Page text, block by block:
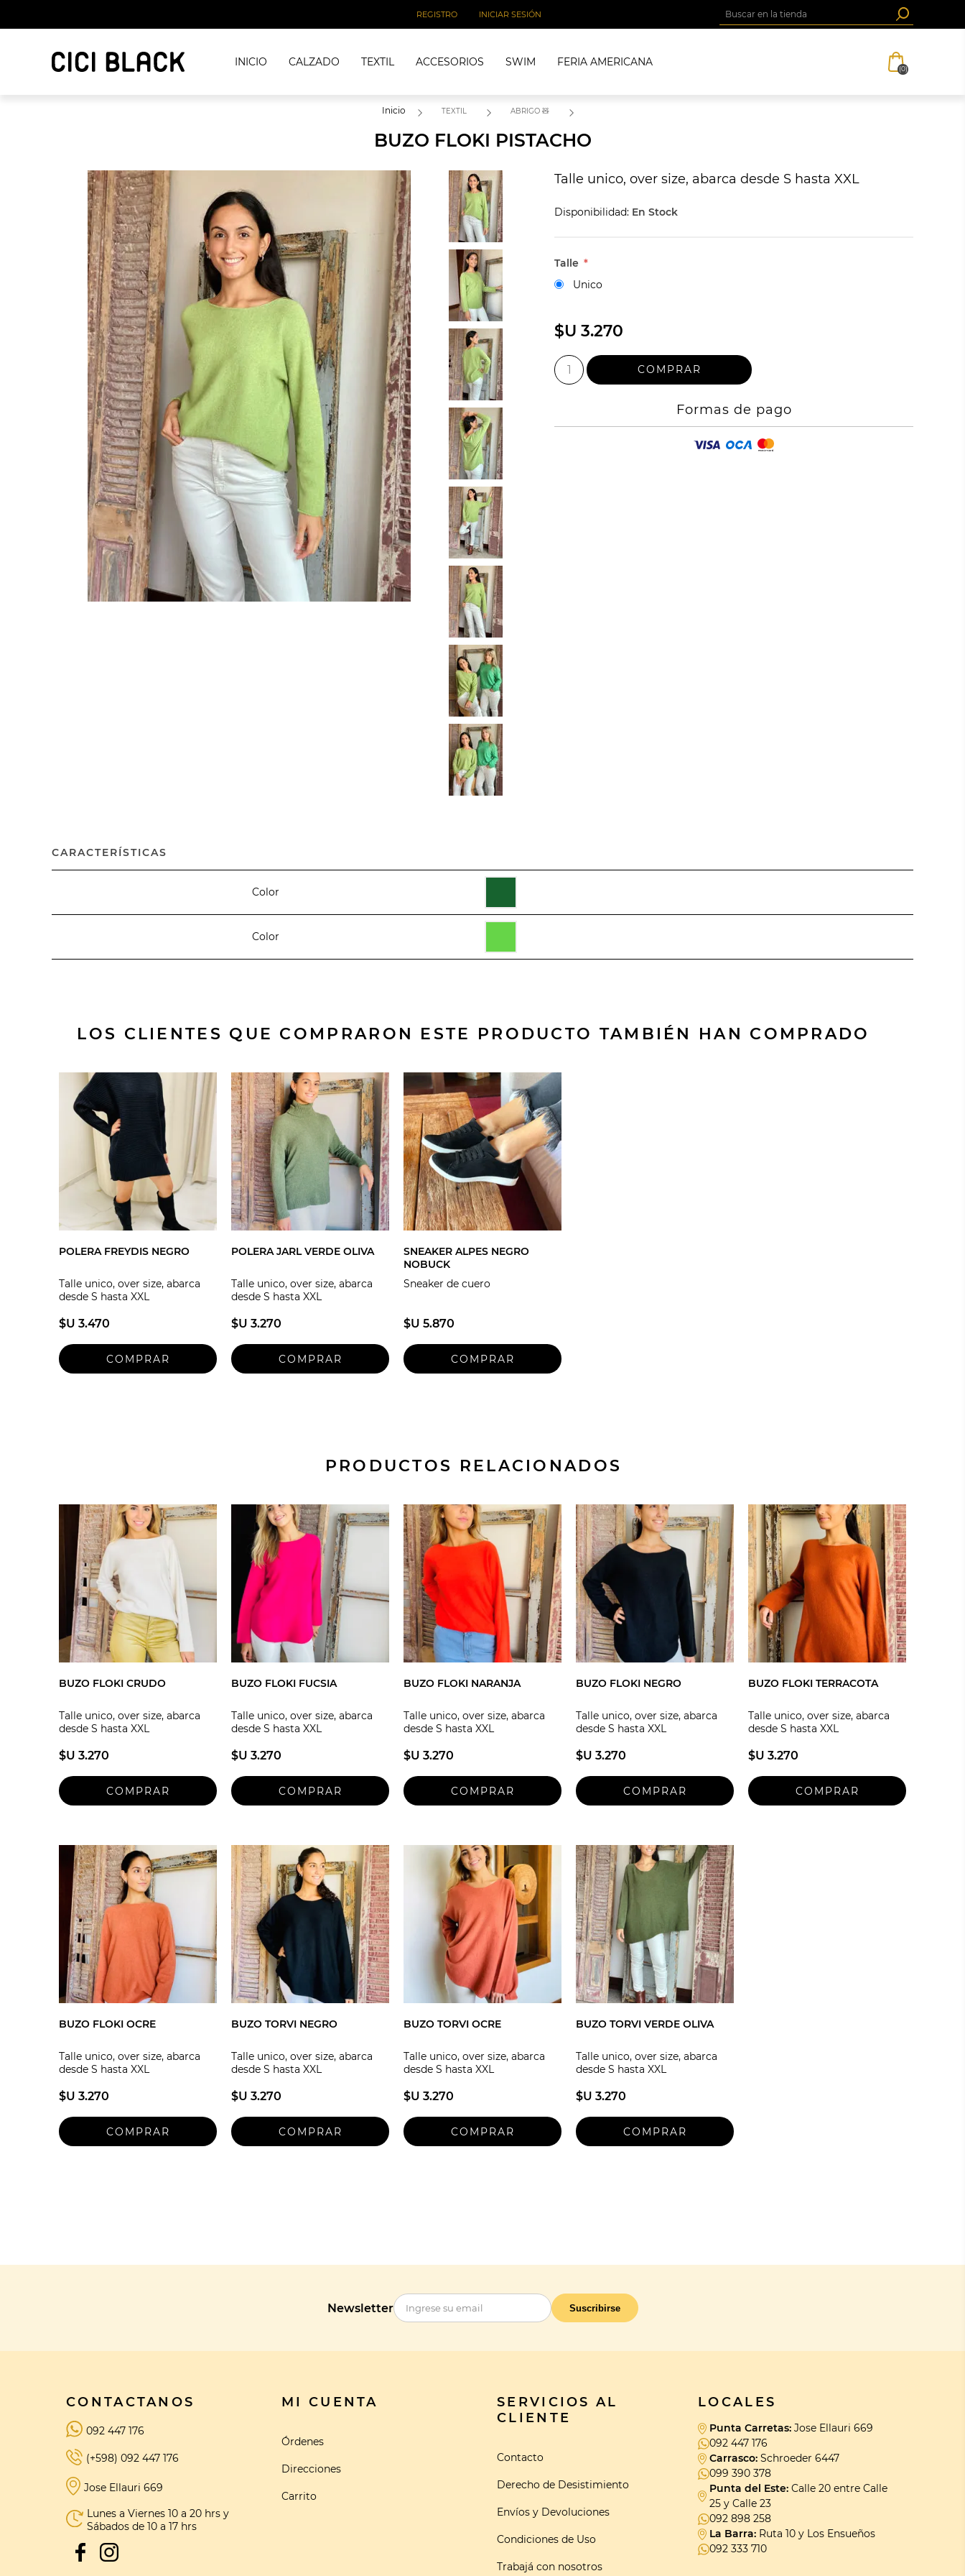
REGISTRO INICIAR SESIÓN
INICIO CALZADO TEXTIL ACCESORIOS SWIM FERIA AMERICANA
(0)
Inicio TEXTIL ABRIGO 🧸
BUZO FLOKI PISTACHO
Talle unico, over size, abarca desde S hasta XXL
Disponibilidad: En Stock
Talle *
Unico
$U 3.270
Formas de pago
CARACTERÍSTICAS
Color
Color
LOS CLIENTES QUE COMPRARON ESTE PRODUCTO TAMBIÉN HAN COMPRADO
POLERA FREYDIS NEGRO
Talle unico, over size, abarca
desde S hasta XXL
$U 3.470
POLERA JARL VERDE OLIVA
Talle unico, over size, abarca
desde S hasta XXL
$U 3.270
SNEAKER ALPES NEGRO
NOBUCK
Sneaker de cuero
$U 5.870
PRODUCTOS RELACIONADOS
BUZO FLOKI CRUDO
Talle unico, over size, abarca
desde S hasta XXL
$U 3.270
BUZO FLOKI FUCSIA
Talle unico, over size, abarca
desde S hasta XXL
$U 3.270
BUZO FLOKI NARANJA
Talle unico, over size, abarca
desde S hasta XXL
$U 3.270
BUZO FLOKI NEGRO
Talle unico, over size, abarca
desde S hasta XXL
$U 3.270
BUZO FLOKI TERRACOTA
Talle unico, over size, abarca
desde S hasta XXL
$U 3.270
BUZO FLOKI OCRE
Talle unico, over size, abarca
desde S hasta XXL
$U 3.270
BUZO TORVI NEGRO
Talle unico, over size, abarca
desde S hasta XXL
$U 3.270
BUZO TORVI OCRE
Talle unico, over size, abarca
desde S hasta XXL
$U 3.270
BUZO TORVI VERDE OLIVA
Talle unico, over size, abarca
desde S hasta XXL
$U 3.270
Newsletter Suscribirse
CONTACTANOS
092 447 176
(+598) 092 447 176
Jose Ellauri 669
Lunes a Viernes 10 a 20 hrs y
Sábados de 10 a 17 hrs
MI CUENTA
Órdenes
Direcciones
Carrito
SERVICIOS AL
CLIENTE
Contacto
Derecho de Desistimiento
Envíos y Devoluciones
Condiciones de Uso
Trabajá con nosotros
LOCALES
Punta Carretas: Jose Ellauri 669
092 447 176
Carrasco: Schroeder 6447
099 390 378
Punta del Este: Calle 20 entre Calle
25 y Calle 23
092 898 258
La Barra: Ruta 10 y Los Ensueños
092 333 710